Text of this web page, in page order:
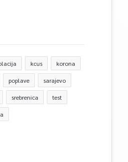
kcus korona
poplave sarajevo
srebrenica test